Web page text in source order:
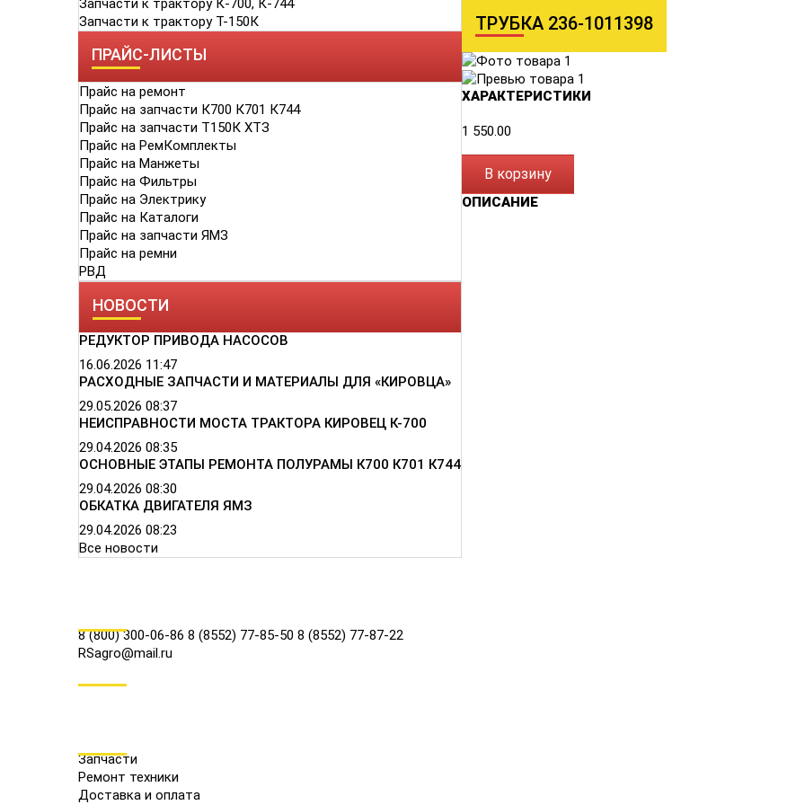
Запчасти к трактору К-700, К-744
Запчасти к трактору Т-150К
ПРАЙС-ЛИСТЫ
Прайс на ремонт
Прайс на запчасти К700 К701 К744
Прайс на запчасти Т150К ХТЗ
Прайс на РемКомплекты
Прайс на Манжеты
Прайс на Фильтры
Прайс на Электрику
Прайс на Каталоги
Прайс на запчасти ЯМЗ
Прайс на ремни
РВД
НОВОСТИ
РЕДУКТОР ПРИВОДА НАСОСОВ
16.06.2026 11:47
РАСХОДНЫЕ ЗАПЧАСТИ И МАТЕРИАЛЫ ДЛЯ «КИРОВЦА»
29.05.2026 08:37
НЕИСПРАВНОСТИ МОСТА ТРАКТОРА КИРОВЕЦ К-700
29.04.2026 08:35
ОСНОВНЫЕ ЭТАПЫ РЕМОНТА ПОЛУРАМЫ К700 К701 К744
29.04.2026 08:30
ОБКАТКА ДВИГАТЕЛЯ ЯМЗ
29.04.2026 08:23
Все новости
ТРУБКА 236-1011398
ХАРАКТЕРИСТИКИ
1 550.00
В корзину
ОПИСАНИЕ
8 (800) 300-06-86 8 (8552) 77-85-50 8 (8552) 77-87-22
RSagro@mail.ru
Запчасти
Ремонт техники
Доставка и оплата